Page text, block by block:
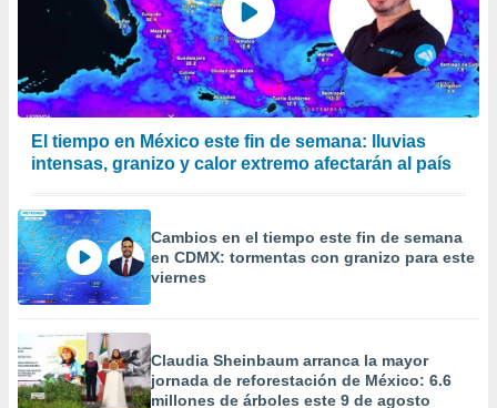
El tiempo en México este fin de semana: lluvias
intensas, granizo y calor extremo afectarán al país
Cambios en el tiempo este fin de semana
en CDMX: tormentas con granizo para este
viernes
Claudia Sheinbaum arranca la mayor
jornada de reforestación de México: 6.6
millones de árboles este 9 de agosto